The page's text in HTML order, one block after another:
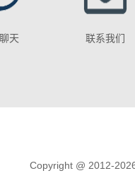
天 联系我们
Copyright @ 2012-